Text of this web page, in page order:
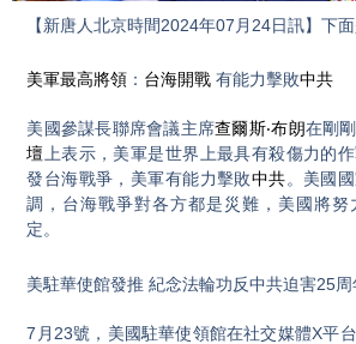
【新唐人北京時間2024年07月24日訊】下
美軍最高將領 ： 台海開戰 有能力擊敗中共
美國參謀長聯席會議主席查爾斯‧布朗在剛
壇 上表示，美軍是世界上最具有殺傷力的
發台海戰爭，美軍有能力擊敗中共。美國
調，台海戰爭對各方都是災難，美國將努
定。
美駐華使館發推 紀念法輪功反中共迫害25周
7月23號，美國駐華使領館在社交媒體X平